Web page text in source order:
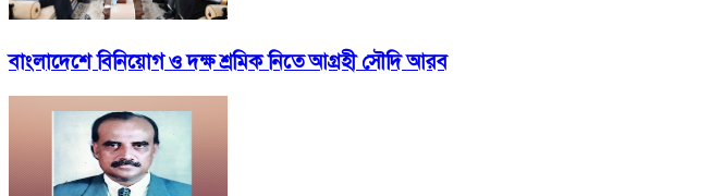
বাংলাদেশে বিনিয়োগ ও দক্ষ শ্রমিক নিতে আগ্রহী সৌদি আরব